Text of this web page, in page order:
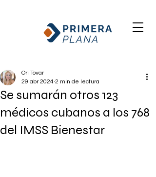
Se sumarán otros 123
médicos cubanos a los 768
del IMSS Bienestar
Ori Tovar
29 abr 2024 2 min de lectura